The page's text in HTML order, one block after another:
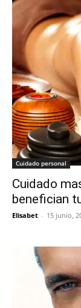
Cuidado personal
Cuidado
benefician
Elisabet - 15 junio,